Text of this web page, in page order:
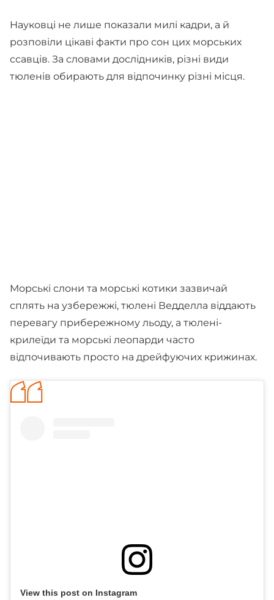
Науковці не лише показали милі кадри, а й
розповіли цікаві факти про сон цих морських
ссавців. За словами дослідників, різні види
тюленів обирають для відпочинку різні місця.
Морські слони та морські котики зазвичай
сплять на узбережжі, тюлені Ведделла віддають
перевагу прибережному льоду, а тюлені-
крилеїди та морські леопарди часто
відпочивають просто на дрейфуючих крижинах.
View this post on Instagram